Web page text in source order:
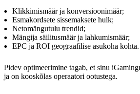
Klikkimismäär ja konversioonimäär;
Esmakordsete sissemaksete hulk;
Netomängutulu trendid;
Mängija säilitusmäär ja lahkumismäär;
EPC ja ROI geograafilise asukoha kohta.
Pidev optimeerimine tagab, et sinu
ja on kooskõlas operaatori ootustega.